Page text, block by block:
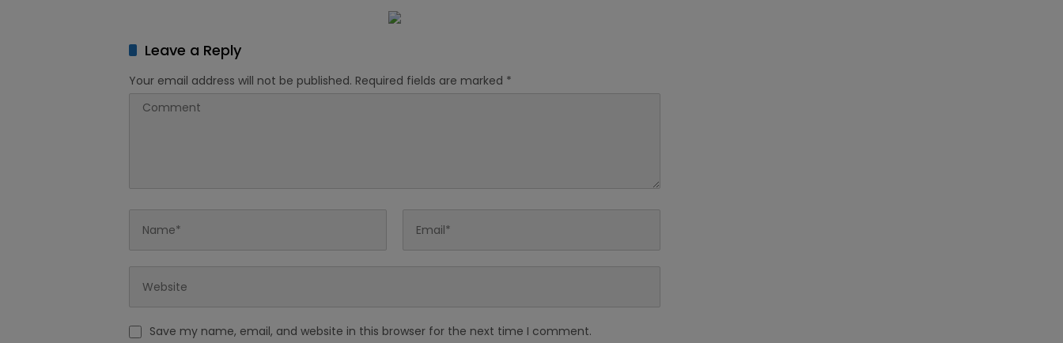
Leave a Reply
Your email address will not be published. Required fields are marked *
Save my name, email, and website in this browser for the next time I comment.